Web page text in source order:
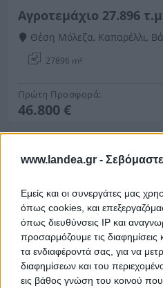
www.landea.gr - Σεβόμαστε
Εμείς και οι συνεργάτες μας
όπως cookies, και
όπως διευθύνσεις IP και
προσαρμόζουμε τις διαφημίσεις
τα ενδιαφέροντά σας, για να
διαφημίσεων και του
εις βάθος γνώση του κοινού που
Αγροτεμάχιο 27.896
Θέση Μόλεζα, Καπαρέλλι,
27896 m²
Πρώτη Προσφορά:
46.800 €
Αγροτεμάχιο 21.692
Θέση Λιουλέζα, Λεύκτρα,